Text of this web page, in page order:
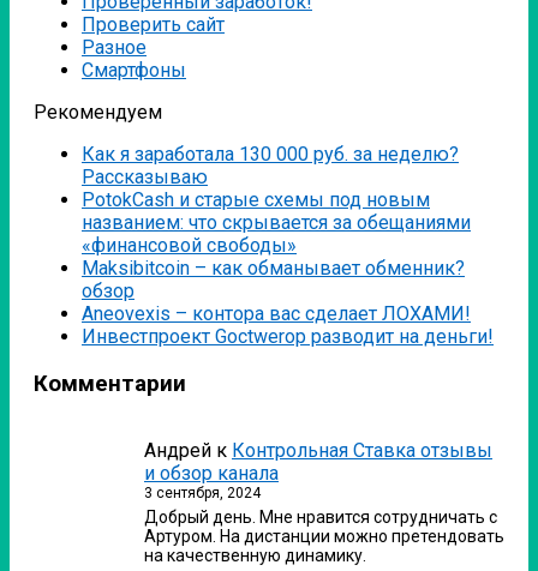
Проверить сайт
Разное
Смартфоны
Рекомендуем
Как я заработала 130 000 руб. за неделю?
Рассказываю
PotokCash и старые схемы под новым
названием: что скрывается за обещаниями
«финансовой свободы»
Мaksibitcoin – как обманывает обменник?
обзор
Аneovexis – контора вас сделает ЛОХАМИ!
Инвестпроект Goctwerop разводит на деньги!
Комментарии
Андрей к Контрольная Ставка отзывы
и обзор канала
3 сентября, 2024
Добрый день. Мне нравится сотрудничать с
Артуром. На дистанции можно претендовать
на качественную динамику.